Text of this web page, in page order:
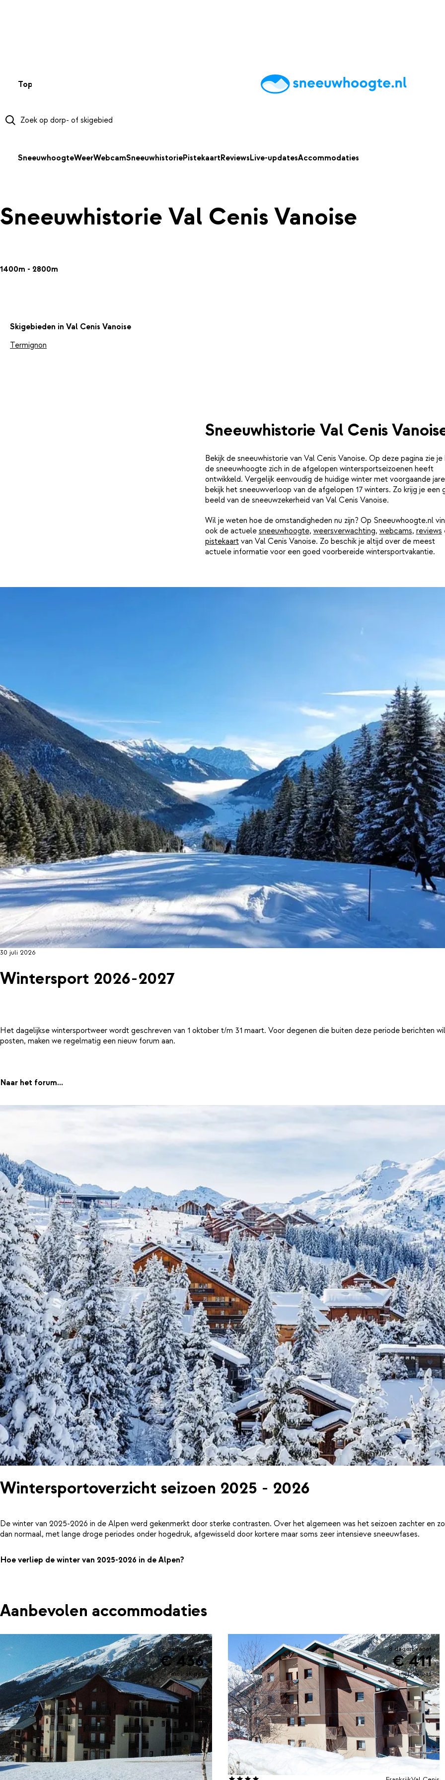
Top 50 AccommodatiesTipsReviewsLive updatesApp
SneeuwhoogteWeerWebcamSneeuwhistoriePistekaartReviewsLive-updatesAccommodaties
Sneeuwhistorie Val Cenis Vanoise
1400m - 2800m
Skigebieden in Val Cenis Vanoise
Termignon
Sneeuwhistorie Val Cenis
Bekijk de sneeuwhistorie van Val Cenis Vanoise. Op deze pagina zie je
de sneeuwhoogte zich in de afgelopen wintersportseizoenen heeft
ontwikkeld. Vergelijk eenvoudig de huidige winter met voorgaande
bekijk het sneeuwverloop van de afgelopen 17 winters. Zo krijg je een
beeld van de sneeuwzekerheid van Val Cenis Vanoise.
Wil je weten hoe de omstandigheden nu zijn? Op Sneeuwhoogte.nl
ook de actuele sneeuwhoogte, weersverwachting, webcams, reviews
pistekaartvan Val Cenis Vanoise. Zo beschik je altijd over de meest
actuele informatie voor een goed voorbereide wintersportvakantie.
30 juli 2026
Wintersport 2026-2027
Het dagelijkse wintersportweer wordt geschreven van 1 oktober t/m 31 maart. Voor degenen die buiten deze periode berichten
posten, maken we regelmatig een nieuw forum aan.
Naar het forum...
Wintersportoverzicht seizoen 2025 - 2026
De winter van 2025-2026 in de Alpen werd gekenmerkt door sterke contrasten. Over het algemeen was het seizoen zachter en
dan normaal, met lange droge periodes onder hogedruk, afgewisseld door kortere maar soms zeer intensieve sneeuwfases.
Hoe verliep de winter van 2025-2026 in de Alpen?
Aanbevolen accommodaties
8 dagen vanaf
€ 436
incl. skipas
8 dagen vanaf
€ 411
incl. skipas